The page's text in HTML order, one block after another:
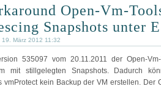
Open-Vm-
Snapshots unter
19. März 2012 11:32
535097 vom 20.11.2011 der Open-
mit stillgelegten Snapshots. Dadurch
vmProtect kein Backup der VM erstellen. Der